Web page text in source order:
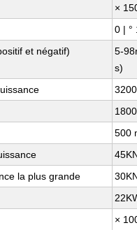
×
0 | °
et négatif)
5-
s)
500
la plus grande
×